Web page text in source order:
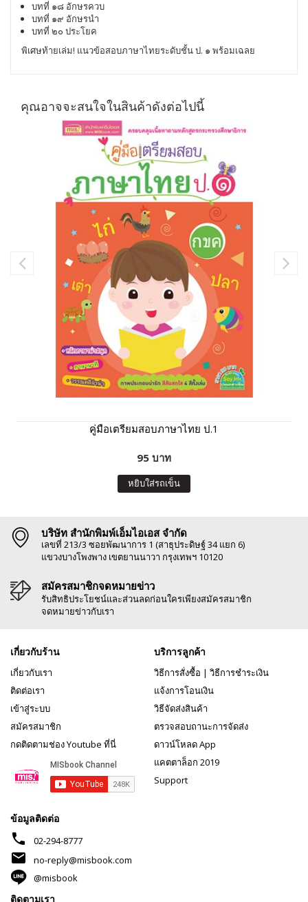
บทที่ ๑๘ อักษรควบ
บทที่ ๑๙ อักษรนำ
บทที่ ๒๐ ประโยค
พิเศษท้ายเล่ม! แนวข้อสอบภาษาไทยระดับชั้น ป. ๑ พร้อมเฉลย
คุณอาจจะสนใจในสินค้าดังต่อไปนี้
คู่มือเตรียมสอบภาษาไทย ป.1
95 บาท
หยิบใส่รถเข็น
บริษัท สำนักพิมพ์เอ็มไอเอส จำกัด
เลขที่ 213/3 ซอยพัฒนาการ 1 (สาธุประดิษฐ์ 34 แยก 6)
แขวงบางโพงพาง เขตยานนาวา กรุงเทพฯ 10120
สมัครสมาชิกจดหมายข่าว
รับสิทธิประโยชน์และส่วนลดก่อนใครเพียงสมัครสมาชิก
จดหมายข่าวกับเรา
เกี่ยวกับร้าน
เกี่ยวกับเรา
ติดต่อเรา
เข้าสู่ระบบ
สมัครสมาชิก
กดติดตามช่อง Youtube ที่นี่
บริการลูกค้า
วิธีการสั่งซื้อ | วิธีการชำระเงิน
แจ้งการโอนเงิน
วิธีจัดส่งสินค้า
ตรวจสอบถานะการจัดส่ง
ดาวน์โหลด App
แคตตาล็อก 2019
Support
ข้อมูลติดต่อ
phone 02-294-8777
mail
no-reply@misbook.com
@misbook
ติดตามเรา